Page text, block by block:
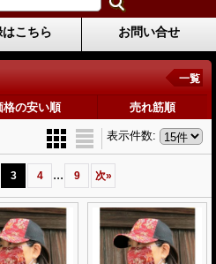
こちら お問い合せ
一覧
格の安い順 売れ筋順
表示件数:
3 4 ... 9 次»